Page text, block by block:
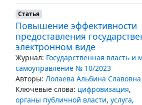
Статья
Повышение эффективности
предоставления
электронном виде
Журнал: Государственная власть и
самоуправление № 10/2023
Авторы: Лолаева Альбина Славовна
Ключевые слова: цифровизация,
органы публичной власти, услуга,